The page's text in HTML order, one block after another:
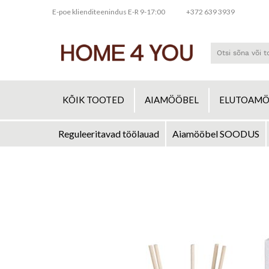
E-poe klienditeenindus E-R 9-17:00 +372 639 3939
KÕIK TOOTED AIAMÖÖBEL
Reguleeritavad töölauad Aiamööbel SOODUS